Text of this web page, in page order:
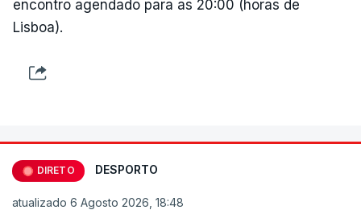
encontro agendado para as 20:00 (horas de
Lisboa).
DIRETO DESPORTO
atualizado 6 Agosto 2026, 18:48